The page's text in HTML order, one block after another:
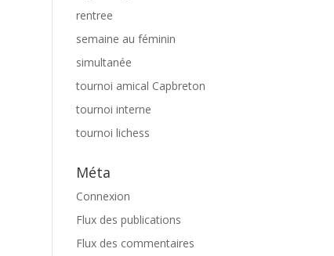
rentree
semaine au féminin
simultanée
tournoi amical Capbreton
tournoi interne
tournoi lichess
Méta
Connexion
Flux des publications
Flux des commentaires